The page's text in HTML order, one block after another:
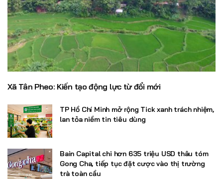
Xã Tân Pheo: Kiến tạo động lực từ đổi mới
TP Hồ Chí Minh mở rộng Tick xanh trách nhiệm,
lan tỏa niềm tin tiêu dùng
Bain Capital chi hơn 635 triệu USD thâu tóm
Gong Cha, tiếp tục đặt cược vào thị trường
trà toàn cầu